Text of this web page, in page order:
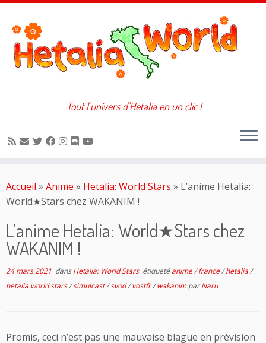
au
contenu
Tout l'univers d'Hetalia en un clic !
Accueil » Anime » Hetalia: World Stars » L’anime Hetalia:
World★Stars chez WAKANIM !
L’anime Hetalia: World★Stars chez
WAKANIM !
24 mars 2021 dansHetalia: World Stars étiqueté anime/france/hetalia/
hetalia world stars/simulcast/svod/vostfr/wakanimparNaru
Promis, ceci n’est pas une mauvaise blague en prévision